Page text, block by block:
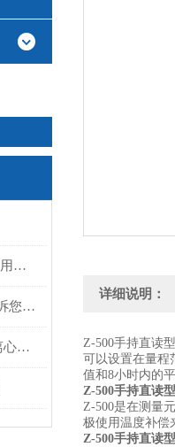
恒温恒湿培养箱产品特点及使用说明
PPM400ST甲醛检测仪厂家告诉您什么是甲醛
做好以下几点 能让高速电动离心机使用更平稳
详细说明：
Z-500手持直读
可以设置在量程
值和8小时内的
Z-500手持直读
Z-500是在测量
极使用温度补偿
Z-500手持直读